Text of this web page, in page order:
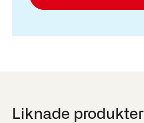
Liknade produkter